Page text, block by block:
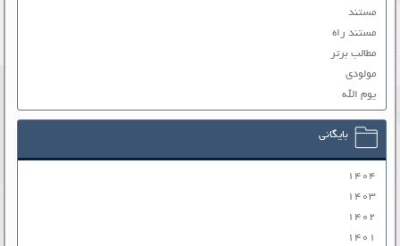
مستند
مستند راه
مطالب برتر
مولودی
یوم الله
بایگانی
۱۴۰۴
۱۴۰۳
۱۴۰۲
۱۴۰۱